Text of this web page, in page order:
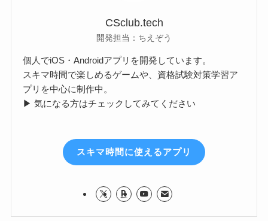
CSclub.tech
開発担当：ちえぞう
個人でiOS・Androidアプリを開発しています。
スキマ時間で楽しめるゲームや、資格試験対策学習ア
プリを中心に制作中。
▶ 気になる方はチェックしてみてください
スキマ時間に使えるアプリ